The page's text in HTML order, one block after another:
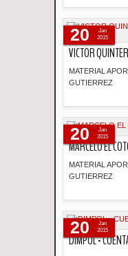
VICTOR
MATERIAL
GUTIERREZ
20
Jan
2015
MARCELO EL
MATERIAL
GUTIERREZ
20
Jan
2015
DIMPOL -
20
Jan
2015